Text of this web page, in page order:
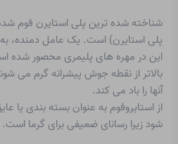
شناخته شده ترین پلی استایرن فوم
این در مهره های پلیمری محصور شده
بالاتر از نقطه جوش پیشرانه گرم می
آنها را باد می کند.
از استایروفوم به عنوان بسته بندی یا
شود زیرا رسانای ضعیفی برای گرما است.